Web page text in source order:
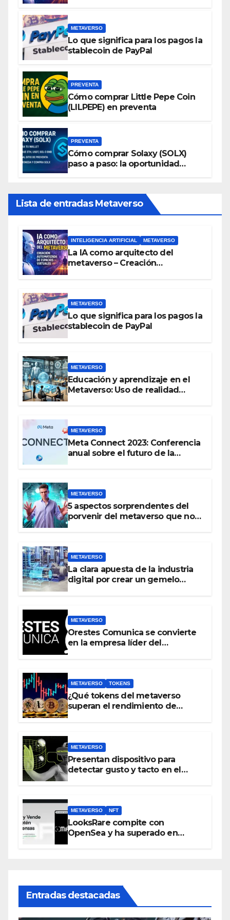
METAVERSO
Lo que significa para los pagos la
stablecoin de PayPal
PREVENTA
Cómo comprar Little Pepe Coin
(LILPEPE) en preventa
PREVENTA
Cómo comprar Solaxy (SOLX)
paso a paso: la oportunidad
Lista de entradas Metaverso
INTELIGENCIA ARTIFICIAL METAVERSO
La IA como arquitecto del
metaverso – Creación
METAVERSO
Lo que significa para los pagos la
stablecoin de PayPal
METAVERSO
Educación y aprendizaje en el
Metaverso: Uso de realidad
METAVERSO
Meta Connect 2023: Conferencia
anual sobre el futuro de la
METAVERSO
5 aspectos sorprendentes del
porvenir del metaverso que no
METAVERSO
La clara apuesta de la industria
digital por crear un gemelo
METAVERSO
Orestes Comunica se convierte
en la empresa líder del
METAVERSO TOKENS
¿Qué tokens del metaverso
superan el rendimiento de
METAVERSO
Presentan dispositivo para
detectar gusto y tacto en el
METAVERSO NFT
LooksRare compite con
OpenSea y ha superado en
Entradas destacadas